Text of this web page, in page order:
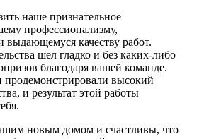
наше признательное
профессионализму,
выдающемуся качеству работ.
шел гладко и без каких-либо
благодаря вашей команде.
продемонстрировали высокий
и результат этой работы
новым домом и счастливы, что